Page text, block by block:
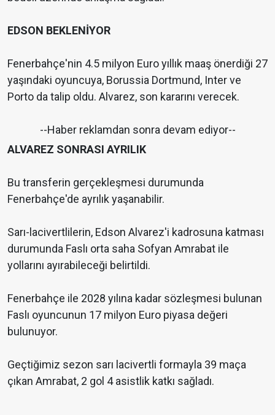
EDSON BEKLENİYOR
Fenerbahçe'nin 4.5 milyon Euro yıllık maaş önerdiği 27
yaşındaki oyuncuya, Borussia Dortmund, Inter ve
Porto da talip oldu. Alvarez, son kararını verecek.
--Haber reklamdan sonra devam ediyor--
ALVAREZ SONRASI AYRILIK
Bu transferin gerçekleşmesi durumunda
Fenerbahçe'de ayrılık yaşanabilir.
Sarı-lacivertlilerin, Edson Alvarez'i kadrosuna katması
durumunda Faslı orta saha Sofyan Amrabat ile
yollarını ayırabileceği belirtildi.
Fenerbahçe ile 2028 yılına kadar sözleşmesi bulunan
Faslı oyuncunun 17 milyon Euro piyasa değeri
bulunuyor.
Geçtiğimiz sezon sarı lacivertli formayla 39 maça
çıkan Amrabat, 2 gol 4 asistlik katkı sağladı.